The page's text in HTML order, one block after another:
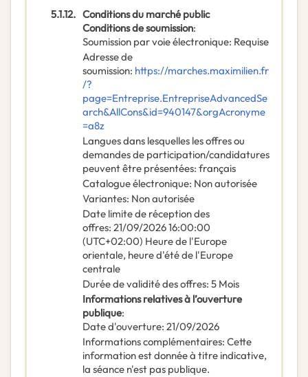
5.1.12. Conditions du marché public
Conditions de soumission:
Soumission par voie électronique: Requise
Adresse de
soumission: https://marches.maximilien.fr
/?
page=Entreprise.EntrepriseAdvancedSe
arch&AllCons&id=940147&orgAcronyme
=a8z
Langues dans lesquelles les offres ou
demandes de participation/candidatures
peuvent être présentées: français
Catalogue électronique: Non autorisée
Variantes: Non autorisée
Date limite de réception des
offres: 21/09/202616:00:00
(UTC+02:00) Heure de l'Europe
orientale, heure d'été de l'Europe
centrale
Durée de validité des offres: 5 Mois
Informations relatives à l’ouverture
publique:
Date d'ouverture: 21/09/2026
Informations complémentaires: Cette
information est donnée à titre indicative,
la séance n'est pas publique.